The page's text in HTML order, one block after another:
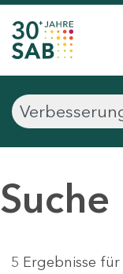
Suche
5 Ergebnisse für